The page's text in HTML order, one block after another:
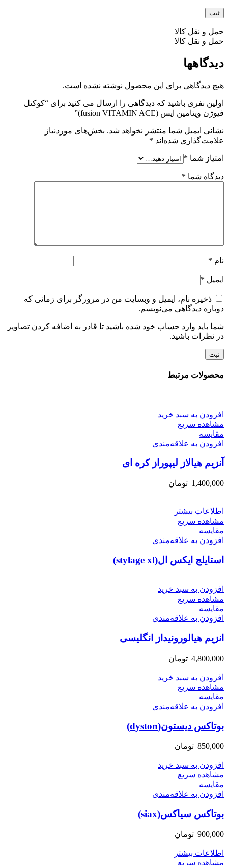
حمل و نقل کالا
حمل و نقل کالا
دیدگاهها
هیچ دیدگاهی برای این محصول نوشته نشده است.
اولین نفری باشید که دیدگاهی را ارسال می کنید برای “کوکتل
فیوژن ویتامین ایس (fusion VITAMIN ACE)”
نشانی ایمیل شما منتشر نخواهد شد. بخش‌های موردنیاز
علامت‌گذاری شده‌اند *
امتیاز شما *
دیدگاه شما *
نام *
ایمیل *
ذخیره نام، ایمیل و وبسایت من در مرورگر برای زمانی که
دوباره دیدگاهی می‌نویسم.
شما باید وارد حساب خود شده باشید تا قادر به اضافه کردن تصاویر
در نظرات باشید.
محصولات مرتبط
افزودن به سبد خرید
مشاهده سریع
مقایسه
افزودن به علاقه‌مندی
آنزیم هیالاز لیپوراز کره ای
1,400,000 تومان
اطلاعات بیشتر
مشاهده سریع
مقایسه
افزودن به علاقه‌مندی
استایلج ایکس ال(stylage xl)
افزودن به سبد خرید
مشاهده سریع
مقایسه
افزودن به علاقه‌مندی
انزیم هیالورونیداز انگلیسی
4,800,000 تومان
افزودن به سبد خرید
مشاهده سریع
مقایسه
افزودن به علاقه‌مندی
بوتاکس دیستون(dyston)
850,000 تومان
افزودن به سبد خرید
مشاهده سریع
مقایسه
افزودن به علاقه‌مندی
بوتاکس سیاکس(siax)
900,000 تومان
اطلاعات بیشتر
مشاهده سریع